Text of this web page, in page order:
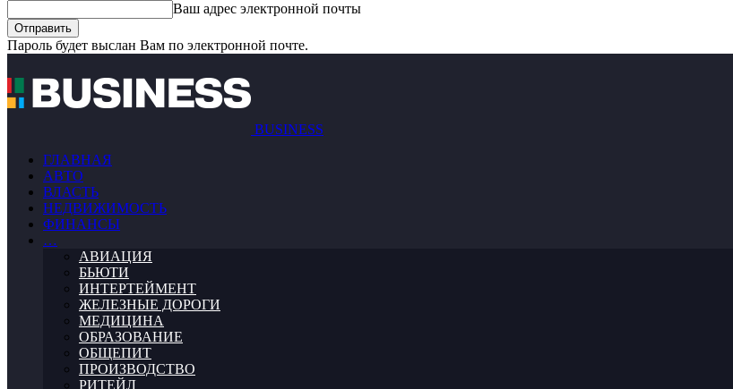
Ваш адрес электронной почты
Пароль будет выслан Вам по электронной почте.
BUSINESS
ГЛАВНАЯ
АВТО
ВЛАСТЬ
НЕДВИЖИМОСТЬ
ФИНАНСЫ
…
АВИАЦИЯ
БЬЮТИ
ИНТЕРТЕЙМЕНТ
ЖЕЛЕЗНЫЕ ДОРОГИ
МЕДИЦИНА
ОБРАЗОВАНИЕ
ОБЩЕПИТ
ПРОИЗВОДСТВО
РИТЕЙЛ